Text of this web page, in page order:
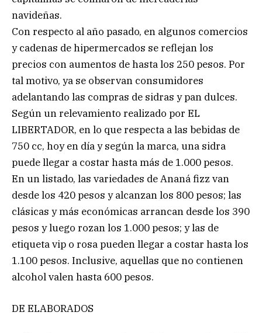
navideñas.
Con respecto al año pasado, en algunos comercios
y cadenas de hipermercados se reflejan los
precios con aumentos de hasta los 250 pesos. Por
tal motivo, ya se observan consumidores
adelantando las compras de sidras y pan dulces.
Según un relevamiento realizado por EL
LIBERTADOR, en lo que respecta a las bebidas de
750 cc, hoy en día y según la marca, una sidra
puede llegar a costar hasta más de 1.000 pesos.
En un listado, las variedades de Ananá fizz van
desde los 420 pesos y alcanzan los 800 pesos; las
clásicas y más económicas arrancan desde los 390
pesos y luego rozan los 1.000 pesos; y las de
etiqueta vip o rosa pueden llegar a costar hasta los
1.100 pesos. Inclusive, aquellas que no contienen
alcohol valen hasta 600 pesos.
DE ELABORADOS